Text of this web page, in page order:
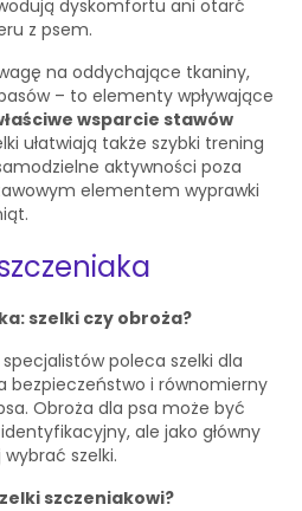
dyskomfortu ani otarć
z psem.
na oddychające tkaniny,
– to elementy wpływające
wsparcie stawów
ułatwiają także szybki trening
aktywności poza
elementem wyprawki
szelki czy obroża?
poleca szelki dla
bezpieczeństwo i równomierny
Obroża dla psa może być
ale jako główny
szelki.
szczeniakowi?